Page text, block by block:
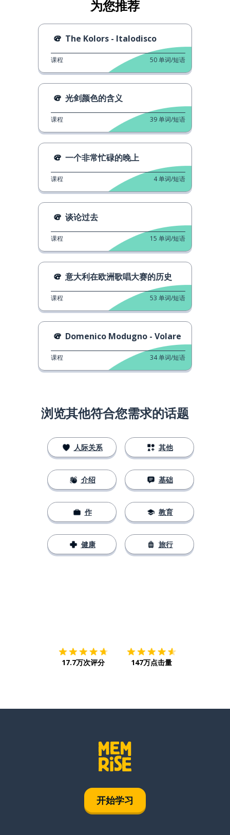
为您推荐
The Kolors - Italodisco
课程 50单词/短语
光剑颜色的含义
课程 39单词/短语
一个非常忙碌的晚上
课程 4单词/短语
谈论过去
课程 15 单词/短语
意大利在欧洲歌唱大赛的历史
课程 53 单词/短语
Domenico Modugno - Volare
课程 34单词/短语
浏览其他符合您需求的话题
人际关系
介绍
作
健康
其他
基础
教育
旅行
17.7万次评分 147万点击量
开始学习